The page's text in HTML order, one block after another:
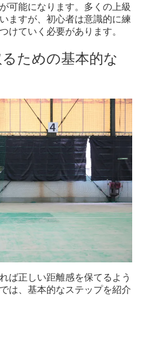
可能になります。多くの上級
ますが、初心者は意識的に練
けていく必要があります。
ための基本的な
ば正しい距離感を保てるよう
は、基本的なステップを紹介